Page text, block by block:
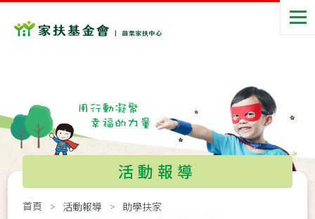
活動報導
首頁 活動報導
助學扶家